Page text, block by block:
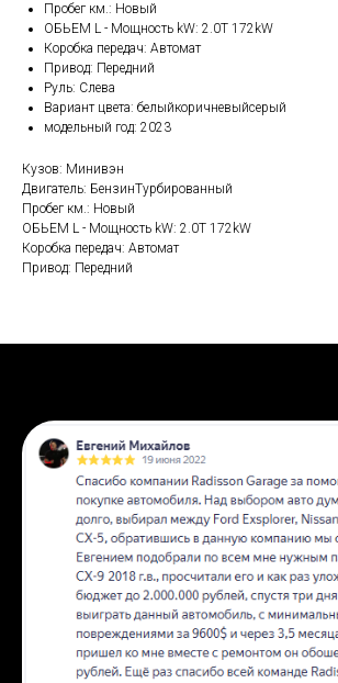
Пробег км.: Новый
ОБЬЕМ L - Мощность kW: 2.0T 172kW
Коробка передач: Автомат
Привод: Передний
Руль: Слева
Вариант цвета: белыйкоричневыйсерый
модельный год: 2023
Кузов: Минивэн
Двигатель: БензинТурбированный
Пробег км.: Новый
ОБЬЕМ L - Мощность kW: 2.0T 172kW
Коробка передач: Автомат
Привод: Передний